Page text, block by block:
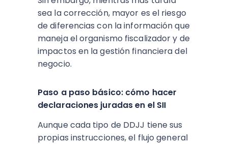
sea la corrección, mayor es el riesgo
de diferencias con la información que
maneja el organismo fiscalizador y de
impactos en la gestión financiera del
negocio.​
Paso a paso básico: cómo hacer
declaraciones juradas en el SII
Aunque cada tipo de DDJJ tiene sus
propias instrucciones, el flujo general